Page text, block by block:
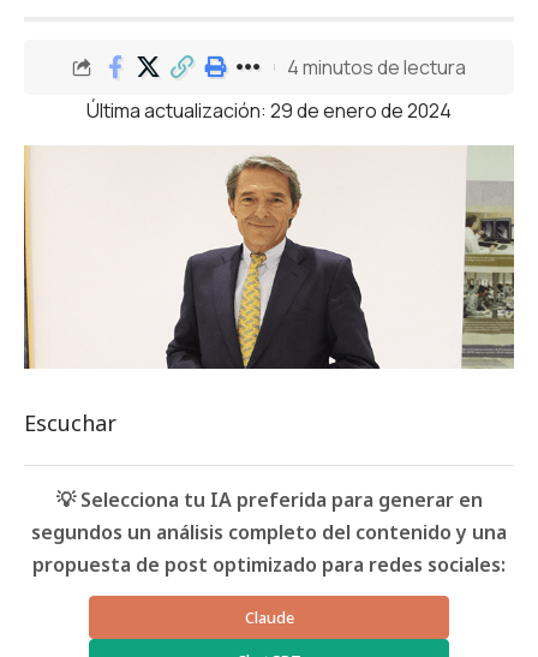
Última actualización: 29 de enero de 2024
4 minutos de lectura
Escuchar
💡 Selecciona tu IA preferida para generar en
segundos un análisis completo del contenido y una
propuesta de post optimizado para redes sociales:
Claude